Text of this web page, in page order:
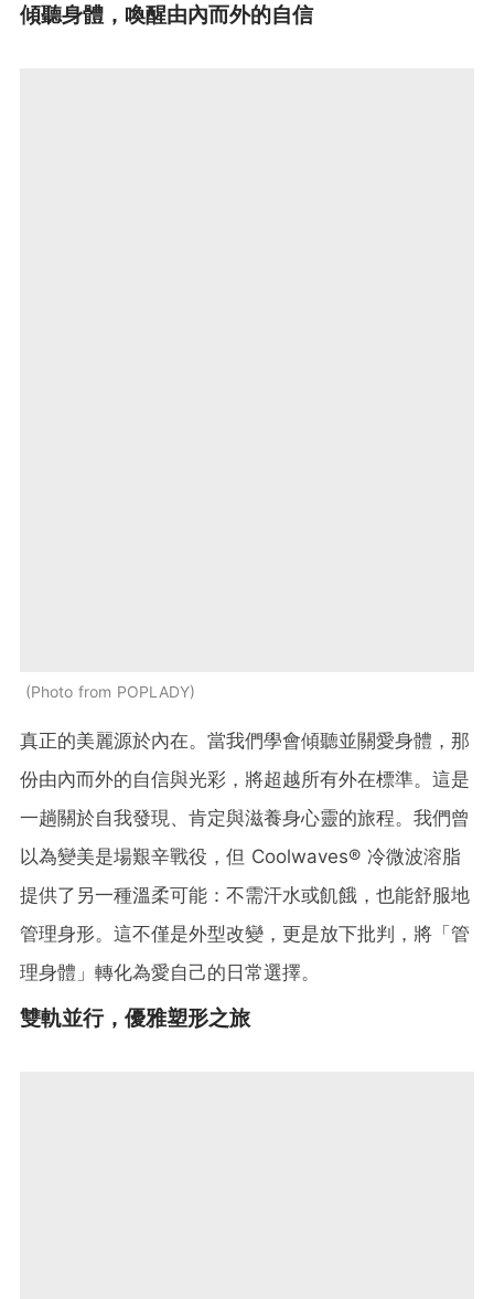
傾聽身體，喚醒由內而外的自信
Photo from POPLADY
真正的美麗源於內在。當我們學會傾聽並關愛身體，那
份由內而外的自信與光彩，將超越所有外在標準。這是
一趟關於自我發現、肯定與滋養身心靈的旅程。我們曾
以為變美是場艱辛戰役，但 Coolwaves® 冷微波溶脂
提供了另一種溫柔可能：不需汗水或飢餓，也能舒服地
管理身形。這不僅是外型改變，更是放下批判，將「管
理身體」轉化為愛自己的日常選擇。
雙軌並行，優雅塑形之旅